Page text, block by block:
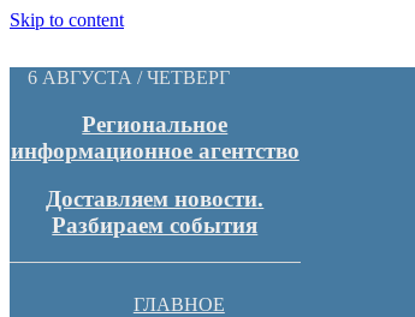
Skip to content
6 АВГУСТА / ЧЕТВЕРГ
Региональное
информационное агентство
Доставляем новости.
Разбираем события
ГЛАВНОЕ